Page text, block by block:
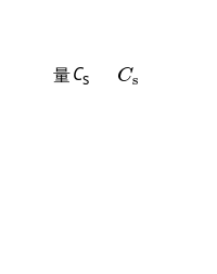
量Cs Cs
Cs